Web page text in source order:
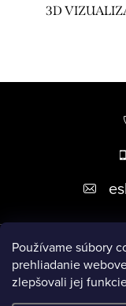
Používame súbory
prehliadanie
zlepšovali jej
3D
i
Informácie
Prijímame